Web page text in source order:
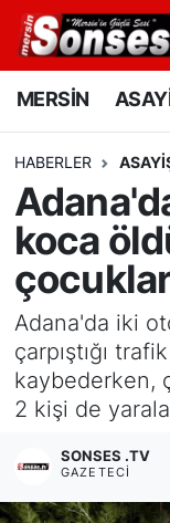
MERSİN
HABERLER
koca
Adana'da iki
çarpıştığı
kaybederken,
2 kişi de
SONSES .TV
GAZETECI
MERSİN
SPOR
GÜNÜN
DÜNYA
KÜLTÜR -
MAGAZİN
SAĞLIK
Mersin
Mersin
Mersin
Süper Lig
Tüm
Son Dakika
Haber Arşivi